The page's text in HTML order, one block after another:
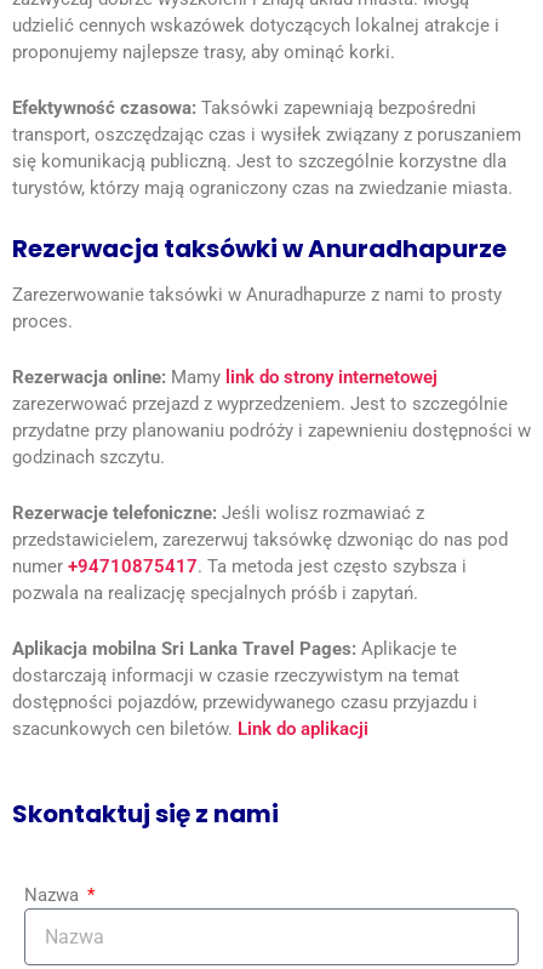
udzielić cennych wskazówek dotyczących lokalnej atrakcje i
proponujemy najlepsze trasy, aby ominąć korki.
Efektywność czasowa: Taksówki zapewniają bezpośredni
transport, oszczędzając czas i wysiłek związany z poruszaniem
się komunikacją publiczną. Jest to szczególnie korzystne dla
turystów, którzy mają ograniczony czas na zwiedzanie miasta.
Rezerwacja taksówki w Anuradhapurze
Zarezerwowanie taksówki w Anuradhapurze z nami to prosty
proces.
Rezerwacja online: Mamy link do strony internetowej
zarezerwować przejazd z wyprzedzeniem. Jest to szczególnie
przydatne przy planowaniu podróży i zapewnieniu dostępności w
godzinach szczytu.
Rezerwacje telefoniczne: Jeśli wolisz rozmawiać z
przedstawicielem, zarezerwuj taksówkę dzwoniąc do nas pod
numer +94710875417. Ta metoda jest często szybsza i
pozwala na realizację specjalnych próśb i zapytań.
Aplikacja mobilna Sri Lanka Travel Pages: Aplikacje te
dostarczają informacji w czasie rzeczywistym na temat
dostępności pojazdów, przewidywanego czasu przyjazdu i
szacunkowych cen biletów. Link do aplikacji
Skontaktuj się z nami
Nazwa